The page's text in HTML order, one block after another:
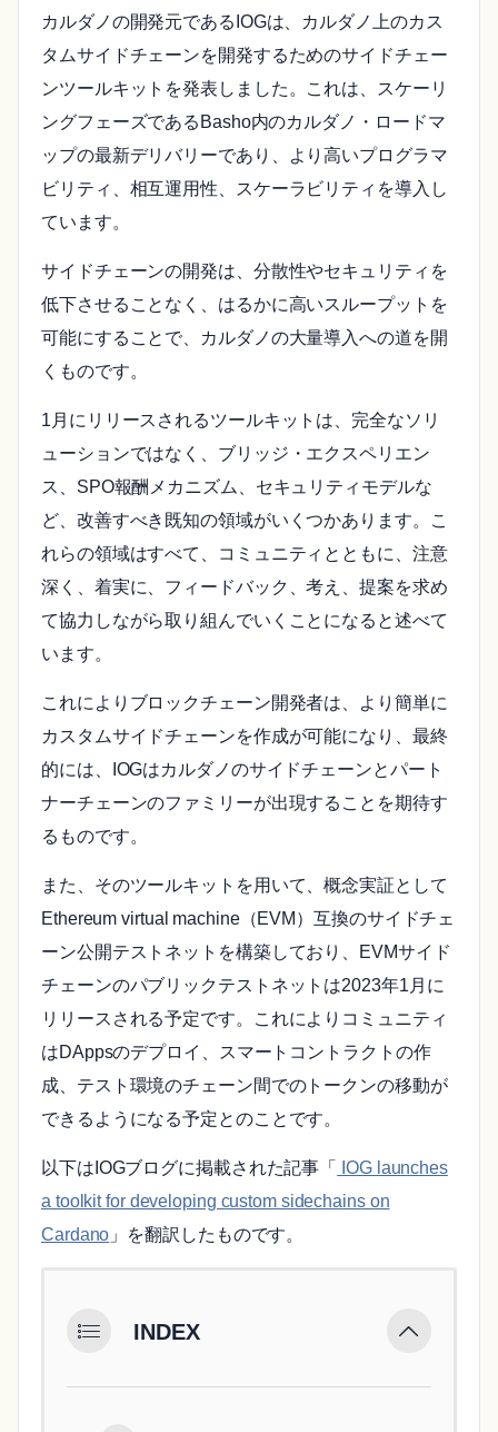
カルダノの開発元であるIOGは、カルダノ上のカス
タムサイドチェーンを開発するためのサイドチェー
ンツールキットを発表しました。これは、スケーリ
ングフェーズであるBasho内のカルダノ・ロードマ
ップの最新デリバリーであり、より高いプログラマ
ビリティ、相互運用性、スケーラビリティを導入し
ています。
サイドチェーンの開発は、分散性やセキュリティを
低下させることなく、はるかに高いスループットを
可能にすることで、カルダノの大量導入への道を開
くものです。
1月にリリースされるツールキットは、完全なソリ
ューションではなく、ブリッジ・エクスペリエン
ス、SPO報酬メカニズム、セキュリティモデルな
ど、改善すべき既知の領域がいくつかあります。こ
れらの領域はすべて、コミュニティとともに、注意
深く、着実に、フィードバック、考え、提案を求め
て協力しながら取り組んでいくことになると述べて
います。
これによりブロックチェーン開発者は、より簡単に
カスタムサイドチェーンを作成が可能になり、最終
的には、IOGはカルダノのサイドチェーンとパート
ナーチェーンのファミリーが出現することを期待す
るものです。
また、そのツールキットを用いて、概念実証として
Ethereum virtual machine（EVM）互換のサイドチェ
ーン公開テストネットを構築しており、EVMサイド
チェーンのパブリックテストネットは2023年1月に
リリースされる予定です。これによりコミュニティ
はDAppsのデプロイ、スマートコントラクトの作
成、テスト環境のチェーン間でのトークンの移動が
できるようになる予定とのことです。
以下はIOGブログに掲載された記事「
IOG launches
a toolkit for developing custom sidechains on
Cardano 」を翻訳したものです。
INDEX